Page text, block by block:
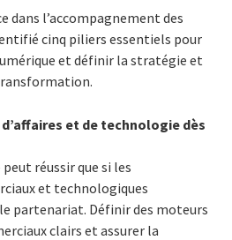
dans l’accompagnement des
cinq piliers essentiels pour
et définir la stratégie et
et de technologie dès
réussir que si les
et technologiques
partenariat. Définir des moteurs
clairs et assurer la